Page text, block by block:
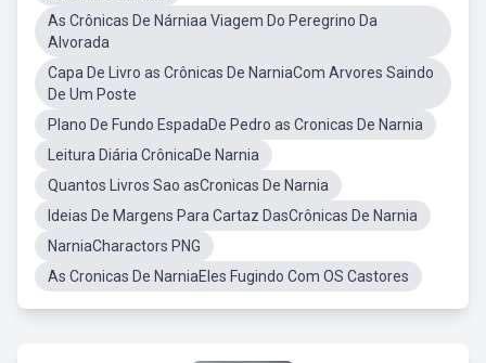
As Crônicas De Nárniaa Viagem Do Peregrino Da
Alvorada
Capa De Livro as Crônicas De NarniaCom Arvores Saindo
De Um Poste
Plano De Fundo EspadaDe Pedro as Cronicas De Narnia
Leitura Diária CrônicaDe Narnia
Quantos Livros Sao asCronicas De Narnia
Ideias De Margens Para Cartaz DasCrônicas De Narnia
NarniaCharactors PNG
As Cronicas De NarniaEles Fugindo Com OS Castores